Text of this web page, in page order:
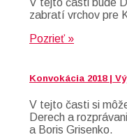
V tejto časti bude
zabratí vrchov pre
Pozrieť »
Konvokácia 2018 |
V tejto časti si
Derech a
a Boris Grisenko.